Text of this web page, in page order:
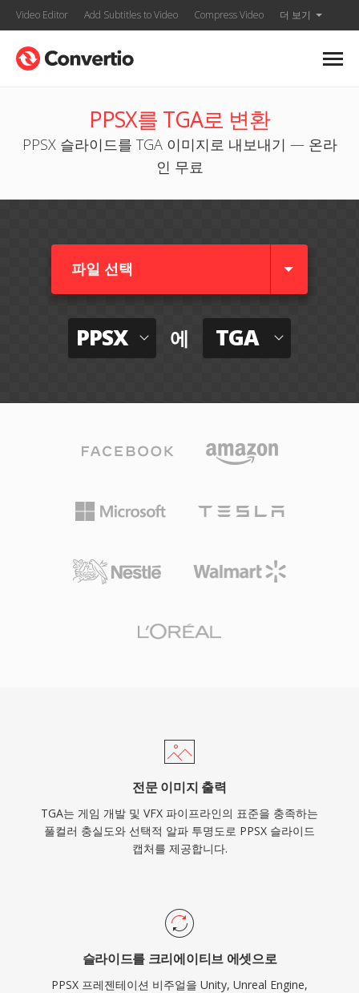
Video Editor Add Subtitles to Video Compress Video 더 보기
PPSX를 TGA로 변환
PPSX 슬라이드를 TGA 이미지로 내보내기 — 온라
인 무료
파일 선택
PPSX 에 TGA
전문 이미지 출력
TGA는 게임 개발 및 VFX 파이프라인의 표준을 충족하는
풀컬러 충실도와 선택적 알파 투명도로 PPSX 슬라이드
캡처를 제공합니다.
슬라이드를 크리에이티브 에셋으로
PPSX 프레젠테이션 비주얼을 Unity, Unreal Engine,